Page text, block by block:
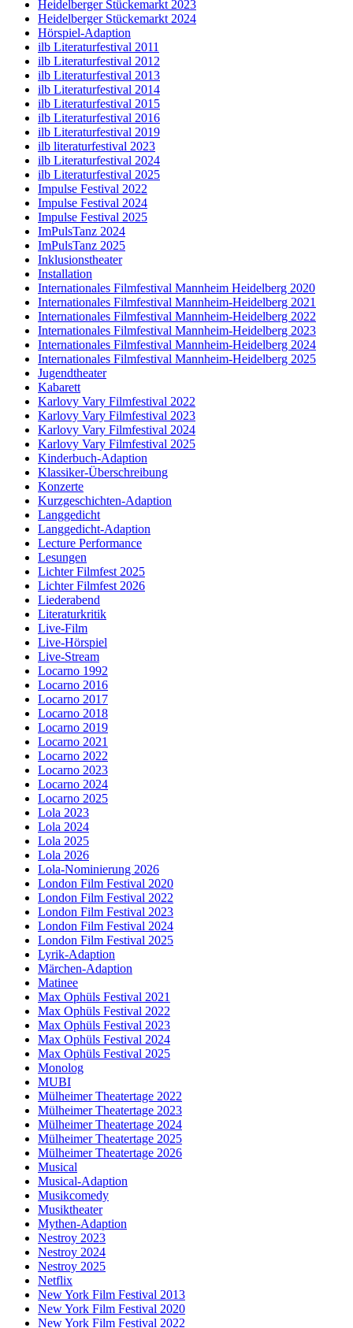
Heidelberger Stückemarkt 2023
Heidelberger Stückemarkt 2024
Hörspiel-Adaption
ilb Literaturfestival 2011
ilb Literaturfestival 2012
ilb Literaturfestival 2013
ilb Literaturfestival 2014
ilb Literaturfestival 2015
ilb Literaturfestival 2016
ilb Literaturfestival 2019
ilb literaturfestival 2023
ilb Literaturfestival 2024
ilb Literaturfestival 2025
Impulse Festival 2022
Impulse Festival 2024
Impulse Festival 2025
ImPulsTanz 2024
ImPulsTanz 2025
Inklusionstheater
Installation
Internationales Filmfestival Mannheim Heidelberg 2020
Internationales Filmfestival Mannheim-Heidelberg 2021
Internationales Filmfestival Mannheim-Heidelberg 2022
Internationales Filmfestival Mannheim-Heidelberg 2023
Internationales Filmfestival Mannheim-Heidelberg 2024
Internationales Filmfestival Mannheim-Heidelberg 2025
Jugendtheater
Kabarett
Karlovy Vary Filmfestival 2022
Karlovy Vary Filmfestival 2023
Karlovy Vary Filmfestival 2024
Karlovy Vary Filmfestival 2025
Kinderbuch-Adaption
Klassiker-Überschreibung
Konzerte
Kurzgeschichten-Adaption
Langgedicht
Langgedicht-Adaption
Lecture Performance
Lesungen
Lichter Filmfest 2025
Lichter Filmfest 2026
Liederabend
Literaturkritik
Live-Film
Live-Hörspiel
Live-Stream
Locarno 1992
Locarno 2016
Locarno 2017
Locarno 2018
Locarno 2019
Locarno 2021
Locarno 2022
Locarno 2023
Locarno 2024
Locarno 2025
Lola 2023
Lola 2024
Lola 2025
Lola 2026
Lola-Nominierung 2026
London Film Festival 2020
London Film Festival 2022
London Film Festival 2023
London Film Festival 2024
London Film Festival 2025
Lyrik-Adaption
Märchen-Adaption
Matinee
Max Ophüls Festival 2021
Max Ophüls Festival 2022
Max Ophüls Festival 2023
Max Ophüls Festival 2024
Max Ophüls Festival 2025
Monolog
MUBI
Mülheimer Theatertage 2022
Mülheimer Theatertage 2023
Mülheimer Theatertage 2024
Mülheimer Theatertage 2025
Mülheimer Theatertage 2026
Musical
Musical-Adaption
Musikcomedy
Musiktheater
Mythen-Adaption
Nestroy 2023
Nestroy 2024
Nestroy 2025
Netflix
New York Film Festival 2013
New York Film Festival 2020
New York Film Festival 2022